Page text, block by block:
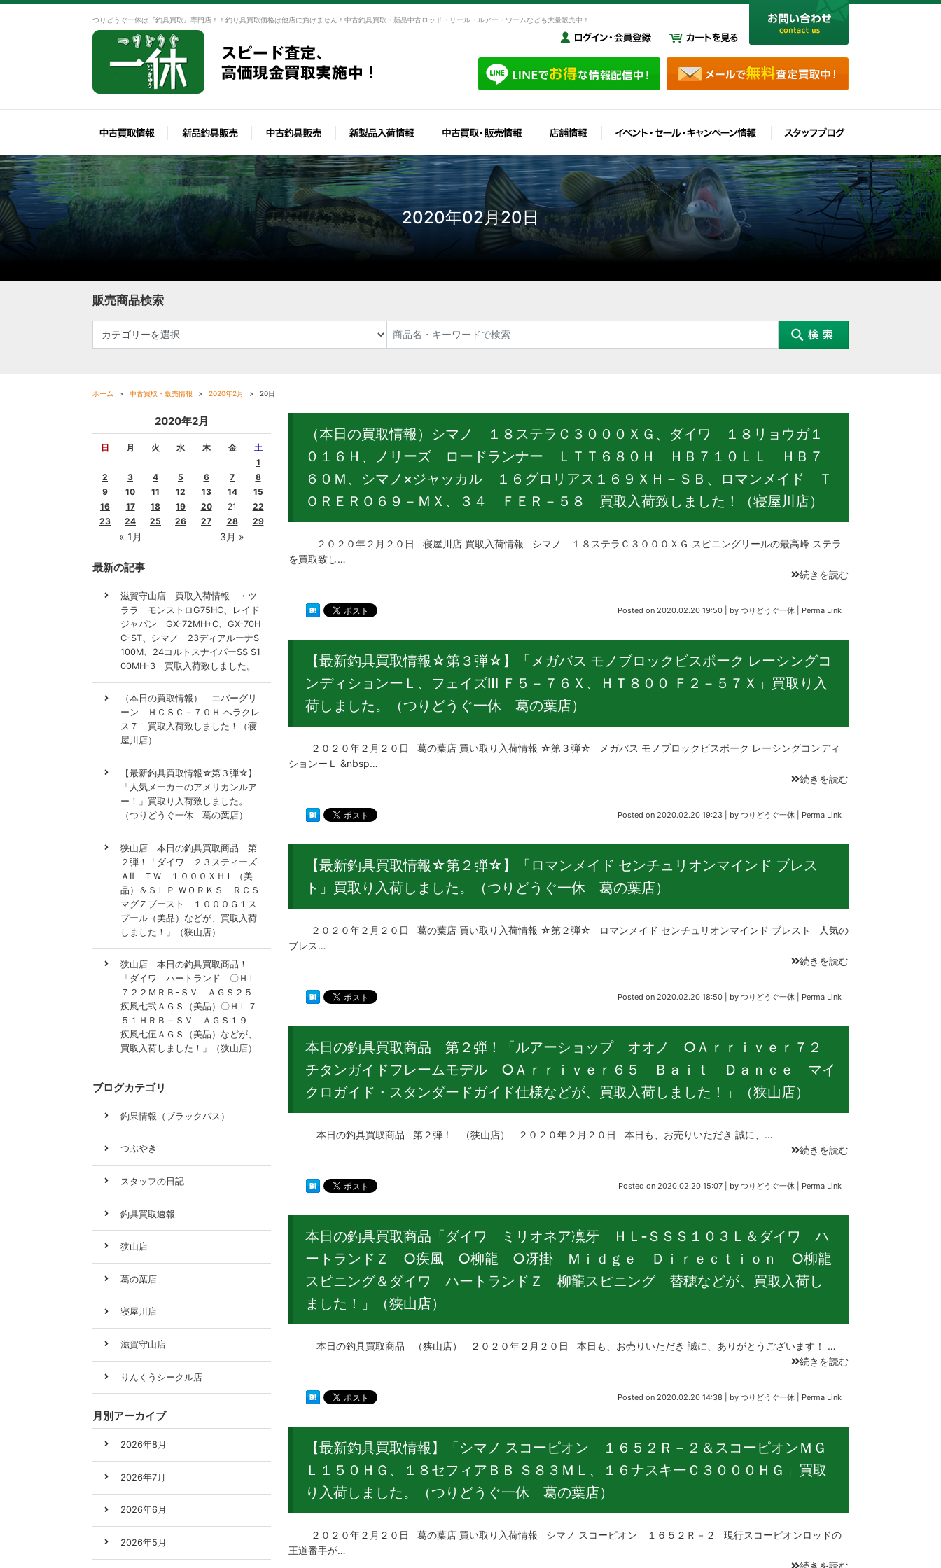
つりどうぐ一休は『釣具買取』専門店！！釣り具買取価格は他店に負けません！中古釣具買取・新品中古ロッド・リール・ルアー・ワームなども大量販売中！
2020年02月20日
販売商品検索
ホーム 中古買取・販売情報 2020年2月 20日
（本日の買取情報）シマノ １８ステラＣ３０００ＸＧ、ダイワ １８リョウガ１
０１６Ｈ、ノリーズ ロードランナー ＬＴＴ６８０Ｈ ＨＢ７１０ＬＬ ＨＢ７
６０Ｍ、シマノ×ジャッカル １６グロリアス１６９ＸＨ－ＳＢ、ロマンメイド Ｔ
ＯＲＥＲＯ６９－ＭＸ、３４ ＦＥＲ－５８ 買取入荷致しました！（寝屋川店）
２０２０年２月２０日 寝屋川店 買取入荷情報 シマノ １８ステラＣ３０００ＸＧ スピニングリールの最高峰 ステラ
を買取致し…
続きを読む
Posted on 2020.02.20 19:50 by つりどうぐ一休 Perma Link
【最新釣具買取情報☆第３弾☆】「メガバス モノブロックビスポーク レーシングコ
ンディションーＬ、フェイズⅢ Ｆ５－７６Ｘ、ＨＴ８００ Ｆ２－５７Ｘ」買取り入
荷しました。（つりどうぐ一休 葛の葉店）
２０２０年２月２０日 葛の葉店 買い取り入荷情報 ☆第３弾☆ メガバス モノブロックビスポーク レーシングコンディ
ションーＬ &nbsp…
続きを読む
Posted on 2020.02.20 19:23 by つりどうぐ一休 Perma Link
【最新釣具買取情報☆第２弾☆】「ロマンメイド センチュリオンマインド ブレス
ト」買取り入荷しました。（つりどうぐ一休 葛の葉店）
２０２０年２月２０日 葛の葉店 買い取り入荷情報 ☆第２弾☆ ロマンメイド センチュリオンマインド ブレスト 人気の
ブレス…
続きを読む
Posted on 2020.02.20 18:50 by つりどうぐ一休 Perma Link
本日の釣具買取商品 第２弾！「ルアーショップ オオノ ○Ａｒｒｉｖｅｒ７２
チタンガイドフレームモデル ○Ａｒｒｉｖｅｒ６５ Ｂａｉｔ Ｄａｎｃｅ マイ
クロガイド・スタンダードガイド仕様などが、買取入荷しました！」（狭山店）
本日の釣具買取商品 第２弾！ （狭山店） ２０２０年２月２０日 本日も、お売りいただき 誠に、…
続きを読む
Posted on 2020.02.20 15:07 by つりどうぐ一休 Perma Link
本日の釣具買取商品「ダイワ ミリオネア凜牙 ＨＬ‐ＳＳＳ１０３Ｌ＆ダイワ ハ
ートランドＺ ○疾風 ○柳龍 ○冴掛 Ｍｉｄｇｅ Ｄｉｒｅｃｔｉｏｎ ○柳龍
スピニング＆ダイワ ハートランドＺ 柳龍スピニング 替穂などが、買取入荷し
ました！」（狭山店）
本日の釣具買取商品 （狭山店） ２０２０年２月２０日 本日も、お売りいただき 誠に、ありがとうございます！ …
続きを読む
Posted on 2020.02.20 14:38 by つりどうぐ一休 Perma Link
【最新釣具買取情報】「シマノ スコーピオン １６５２Ｒ－２＆スコーピオンＭＧ
Ｌ１５０ＨＧ、１８セフィアＢＢ Ｓ８３ＭＬ、１６ナスキーＣ３０００ＨＧ」買取
り入荷しました。（つりどうぐ一休 葛の葉店）
２０２０年２月２０日 葛の葉店 買い取り入荷情報 シマノ スコーピオン １６５２Ｒ－２ 現行スコーピオンロッドの
王道番手が…
続きを読む
2020年2月
日 月 火 水 木 金 土
« 1月 3月 »
1
2
3 4 5 6 7
8
9
10 11 12 13 14
15
16
17 18 19 20 21
22
23
24 25 26 27 28 29
最新の記事
滋賀守山店 買取入荷情報 ・ツ
ララ モンストロG75HC、レイド
ジャパン GX-72MH+C、GX-70H
C-ST、シマノ 23ディアルーナS
100M、24コルトスナイパーSS S1
00MH-3 買取入荷致しました。
（本日の買取情報） エバーグリ
ーン ＨＣＳＣ－７０Ｈ へラクレ
ス７ 買取入荷致しました！（寝
屋川店）
【最新釣具買取情報☆第３弾☆】
「人気メーカーのアメリカンルア
ー！」買取り入荷致しました。
（つりどうぐ一休 葛の葉店）
狭山店 本日の釣具買取商品 第
２弾！「ダイワ ２３スティーズ
ＡⅡ ＴＷ １０００ＸＨＬ（美
品）＆ＳＬＰ ＷＯＲＫＳ ＲＣＳ
マグＺブースト １０００Ｇ１ス
プール（美品）などが、買取入荷
しました！」（狭山店）
狭山店 本日の釣具買取商品！
「ダイワ ハートランド 〇ＨＬ
７２２ＭＲＢｰＳＶ ＡＧＳ２５
疾風七弐ＡＧＳ（美品）〇ＨＬ７
５１ＨＲＢ－ＳＶ ＡＧＳ１９
疾風七伍ＡＧＳ（美品）などが、
買取入荷しました！」（狭山店）
ブログカテゴリ
釣果情報（ブラックバス）
つぶやき
スタッフの日記
釣具買取速報
狭山店
葛の葉店
寝屋川店
滋賀守山店
りんくうシークル店
月別アーカイブ
2026年8月
2026年7月
2026年6月
2026年5月